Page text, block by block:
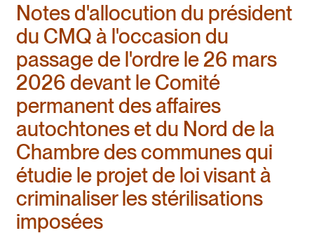
Notes d'allocution du président
du CMQ à l'occasion du
passage de l'ordre le 26 mars
2026 devant le Comité
permanent des affaires
autochtones et du Nord de la
Chambre des communes qui
étudie le projet de loi visant à
criminaliser les stérilisations
imposées